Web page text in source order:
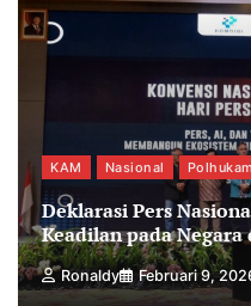
KAM Nasional Polhukam
Deklarasi Pers
Keadilan pada
Ronaldy Februari 9,